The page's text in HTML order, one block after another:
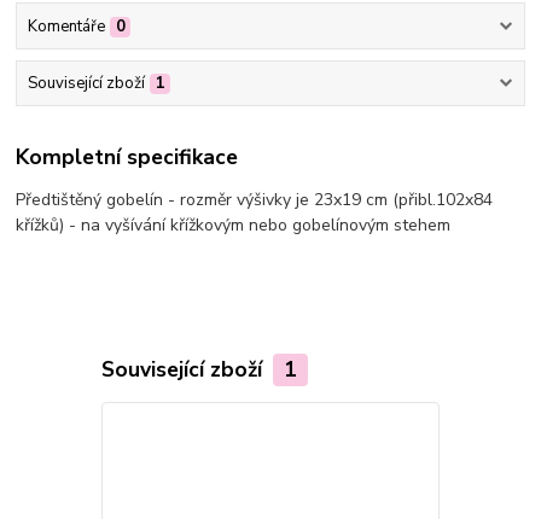
Komentáře 0
Související zboží 1
Kompletní specifikace
Předtištěný gobelín - rozměr výšivky je 23x19 cm (přibl.102x84
křížků) - na vyšívání křížkovým nebo gobelínovým stehem
Související zboží 1